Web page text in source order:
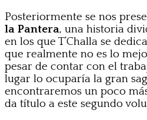
Posteriormente se nos
la Pantera, una historia
en los que T’Challa se
que realmente no es lo
pesar de contar con el
lugar lo ocuparía la gran
encontraremos un poco
da título a este segundo